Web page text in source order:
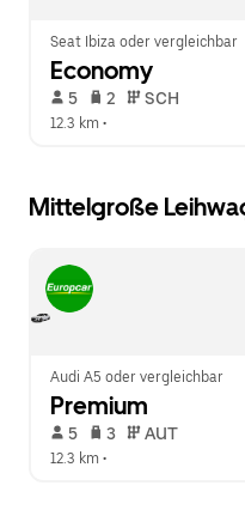
Seat Ibiza oder vergleichbar
Economy
5 2 SCH
12.3 km •
Mittelgroße
Audi A5 oder vergleichbar
Premium
5 3 AUT
12.3 km •